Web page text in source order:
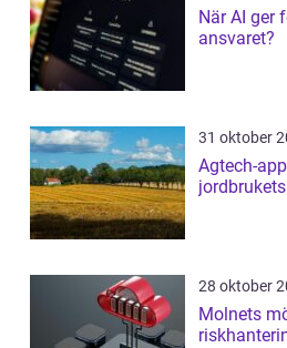
När AI ger
ansvaret?
31 oktober
Agtech-
28 oktober
Molnets